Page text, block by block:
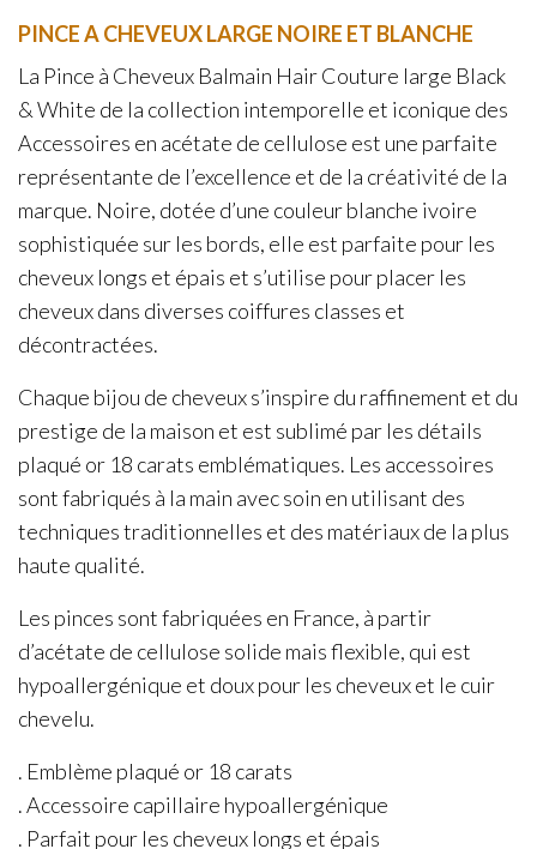
PINCE A CHEVEUX LARGE NOIRE ET BLANCHE
La Pince à Cheveux Balmain Hair Couture large Black
& White de la collection intemporelle et iconique des
Accessoires en acétate de cellulose est une parfaite
représentante de l’excellence et de la créativité de la
marque. Noire, dotée d’une couleur blanche ivoire
sophistiquée sur les bords, elle est parfaite pour les
cheveux longs et épais et s’utilise pour placer les
cheveux dans diverses coiffures classes et
décontractées.
Chaque bijou de cheveux s’inspire du raffinement et du
prestige de la maison et est sublimé par les détails
plaqué or 18 carats emblématiques. Les accessoires
sont fabriqués à la main avec soin en utilisant des
techniques traditionnelles et des matériaux de la plus
haute qualité.
Les pinces sont fabriquées en France, à partir
d’acétate de cellulose solide mais flexible, qui est
hypoallergénique et doux pour les cheveux et le cuir
chevelu.
. Emblème plaqué or 18 carats
. Accessoire capillaire hypoallergénique
. Parfait pour les cheveux longs et épais